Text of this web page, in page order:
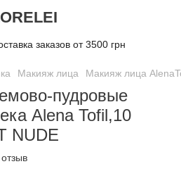
заказов от 3500 грн
Макияж лица Макияж лица
пудровые
Alena Tofil,10
NUDE